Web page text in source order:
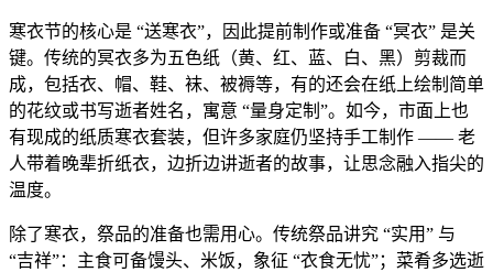
寒衣节的核心是 “送寒衣”，因此提前制作或准备 “冥衣” 是关
键。传统的冥衣多为五色纸（黄、红、蓝、白、黑）剪裁而
成，包括衣、帽、鞋、袜、被褥等，有的还会在纸上绘制简单
的花纹或书写逝者姓名，寓意 “量身定制”。如今，市面上也
有现成的纸质寒衣套装，但许多家庭仍坚持手工制作 —— 老
人带着晚辈折纸衣，边折边讲逝者的故事，让思念融入指尖的
温度。
除了寒衣，祭品的准备也需用心。传统祭品讲究 “实用” 与
“吉祥”：主食可备馒头、米饭，象征 “衣食无忧”；菜肴多选逝